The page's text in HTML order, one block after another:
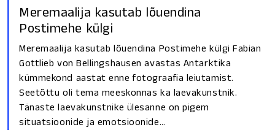
Meremaalija kasutab lõuendina
Postimehe külgi
Meremaalija kasutab lõuendina Postimehe külgi Fabian
Gottlieb von Bellingshausen avastas Antarktika
kümmekond aastat enne fotograafia leiutamist.
Seetõttu oli tema meeskonnas ka laevakunstnik.
Tänaste laevakunstnike ülesanne on pigem
situatsioonide ja emotsioonide…